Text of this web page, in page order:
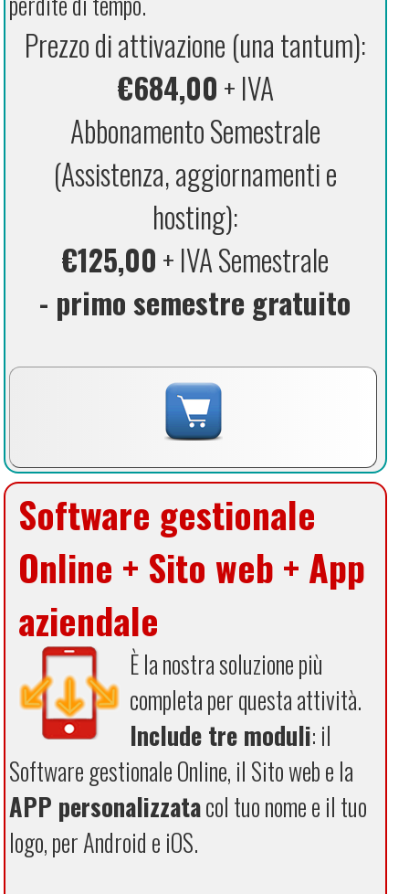
Prezzo di attivazione (una tantum):
€684,00+ IVA
Abbonamento Semestrale
(Assistenza, aggiornamenti e
hosting):
€125,00+ IVA Semestrale
- primo semestre gratuito
Software gestionale
Online + Sito web + App
aziendale
È la nostra soluzione più
completa per questa attività.
Include tre moduli: il
Software gestionale Online, il Sito web e la
APP personalizzatacol tuo nome e il tuo
logo, per Android e iOS.